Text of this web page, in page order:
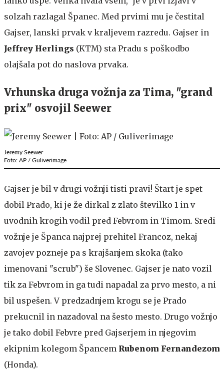
solzah razlagal Španec. Med prvimi mu je čestital
Gajser, lanski prvak v kraljevem razredu. Gajser in
Jeffrey Herlings (KTM) sta Pradu s poškodbo
olajšala pot do naslova prvaka.
Vrhunska druga vožnja za Tima, "grand
prix" osvojil Seewer
Jeremy Seewer
Foto: AP / Guliverimage
Gajser je bil v drugi vožnji tisti pravi! Štart je spet
dobil Prado, ki je že dirkal z zlato številko 1 in v
uvodnih krogih vodil pred Febvrom in Timom. Sredi
vožnje je Španca najprej prehitel Francoz, nekaj
zavojev pozneje pa s krajšanjem skoka (tako
imenovani "scrub") še Slovenec. Gajser je nato vozil
tik za Febvrom in ga tudi napadal za prvo mesto, a ni
bil uspešen. V predzadnjem krogu se je Prado
prekucnil in nazadoval na šesto mesto. Drugo vožnjo
je tako dobil Febvre pred Gajserjem in njegovim
ekipnim kolegom Špancem Rubenom Fernandezom
(Honda).